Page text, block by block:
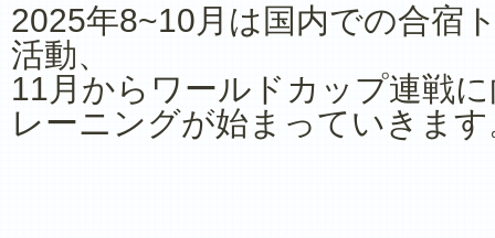
2025年8~10月は国内での合宿
活動、
11月からワールドカップ連戦
レーニングが始まっていきます